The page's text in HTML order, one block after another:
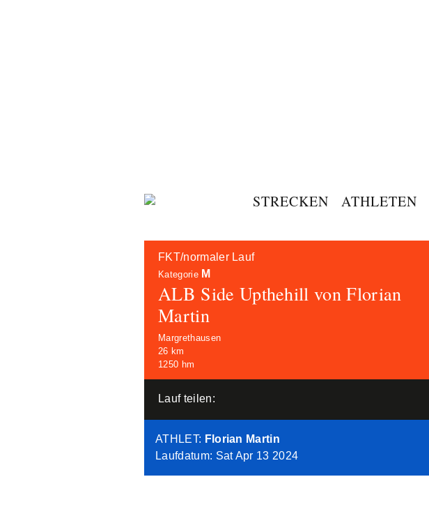
STRECKEN ATHLETEN
FKT/normaler Lauf
Kategorie M
ALB Side Upthehill von Florian
Martin
Margrethausen
26 km
1250 hm
Lauf teilen:
ATHLET: Florian Martin
Laufdatum: Sat Apr 13 2024